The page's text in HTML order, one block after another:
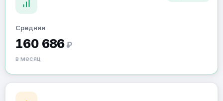
Средняя
160 686 ₽
в месяц